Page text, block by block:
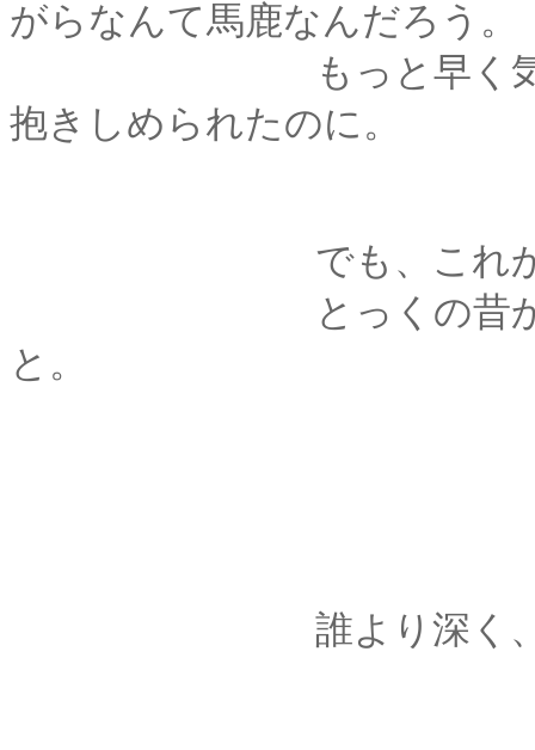
がらなんて馬鹿なんだろう。
もっと早く気がつい
抱きしめられたのに。
でも、これからは
とっくの昔から。そ
と。
誰より深く、君を想